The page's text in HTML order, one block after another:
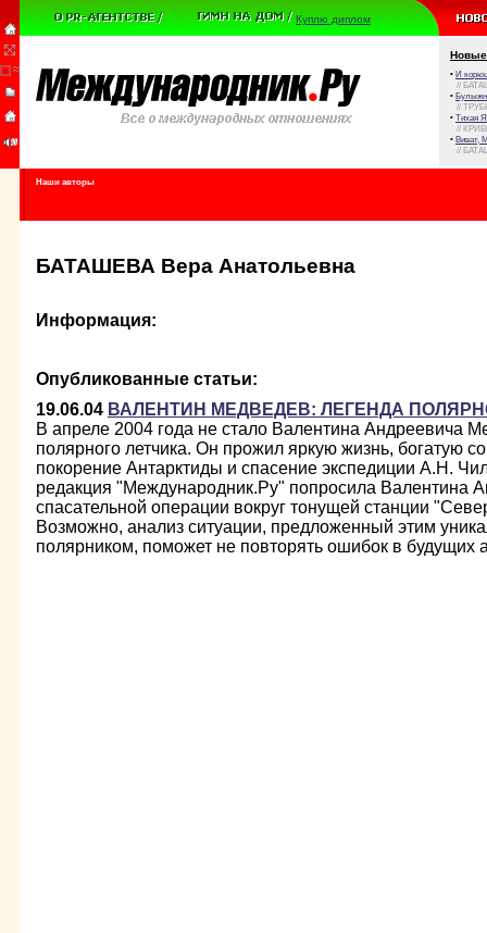
Куплю диплом
Новые
• И
//
•
//
• Тихая
//
• Виват,
//
Наши авторы
БАТАШЕВА Вера Анатольевна
Информация:
Опубликованные статьи:
19.06.04 ВАЛЕНТИН МЕДВЕДЕВ: ЛЕГЕНДА
В апреле 2004 года не стало Валентина Андреевича
полярного летчика. Он прожил яркую жизнь, богатую
покорение Антарктиды и спасение экспедиции А.Н.
редакция "Международник.Ру" попросила Валентина
спасательной операции вокруг тонущей станции
Возможно, анализ ситуации, предложенный этим
полярником, поможет не повторять ошибок в будущих